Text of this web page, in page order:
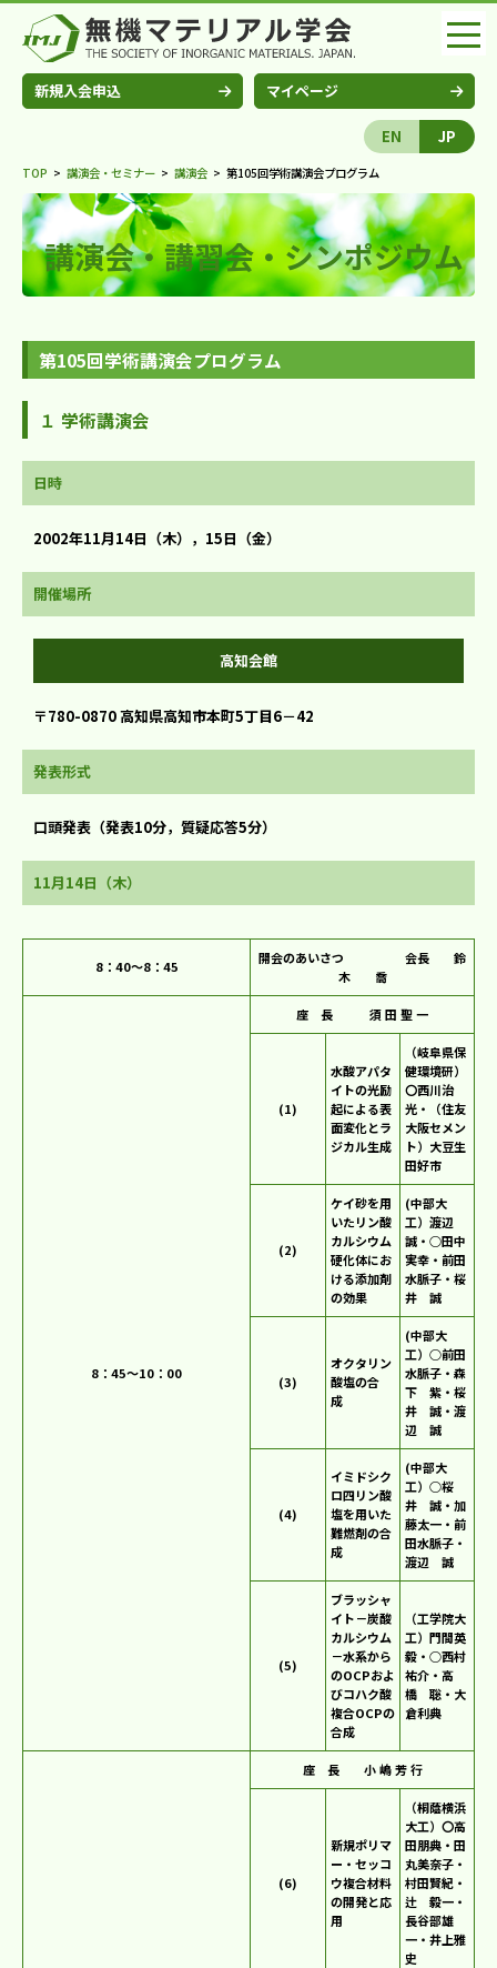
新規入会申込 マイページ
EN JP
TOP > 講演会・セミナー > 講演会 > 第105回学術講演会プログラム
講演会・講習会・シンポジウム
第105回学術講演会プログラム
１ 学術講演会
日時
2002年11月14日（木），15日（金）
開催場所
高知会館
〒780-0870 高知県高知市本町5丁目6－42
発表形式
口頭発表（発表10分，質疑応答5分）
11月14日（木）
8：40～8：45
開会のあいさつ 会長 鈴
木 喬
8：45～10：00
座 長 須 田 聖 一
(1)
水酸アパタ
イトの光励
起による表
面変化とラ
ジカル生成
（岐阜県保
健環境研）
〇西川治
光・（住友
大阪セメン
ト）大豆生
田好市
(2)
ケイ砂を用
いたリン酸
カルシウム
硬化体にお
ける添加剤
の効果
(中部大
工）渡辺
誠・○田中
実幸・前田
水脈子・桜
井 誠
(3)
オクタリン
酸塩の合
成
(中部大
工）○前田
水脈子・森
下 紫・桜
井 誠・渡
辺 誠
(4)
イミドシク
ロ四リン酸
塩を用いた
難燃剤の合
成
(中部大
工）○桜
井 誠・加
藤太一・前
田水脈子・
渡辺 誠
(5)
ブラッシャ
イト－炭酸
カルシウム
－水系から
のOCPおよ
びコハク酸
複合OCPの
合成
（工学院大
工）門間英
毅・○西村
祐介・高
橋 聡・大
倉利典
座 長 小 嶋 芳 行
(6)
新規ポリマ
ー・セッコ
ウ複合材料
の開発と応
用
（桐蔭横浜
大工）〇高
田朋典・田
丸美奈子・
村田賢紀・
辻 毅一・
長谷部雄
一・井上雅
史